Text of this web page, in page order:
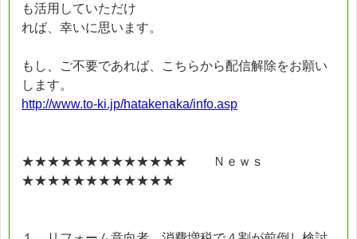
も活用していただけ
れば、幸いに思います。
もし、ご不要であれば、こちらから配信解除をお願い
します。
http://www.to-ki.jp/hatakenaka/info.asp
★★★★★★★★★★★★★ Ｎｅｗｓ
★★★★★★★★★★★★